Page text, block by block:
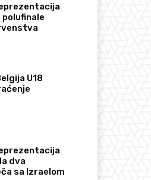
polufinale
U18
dva
sa Izraelom